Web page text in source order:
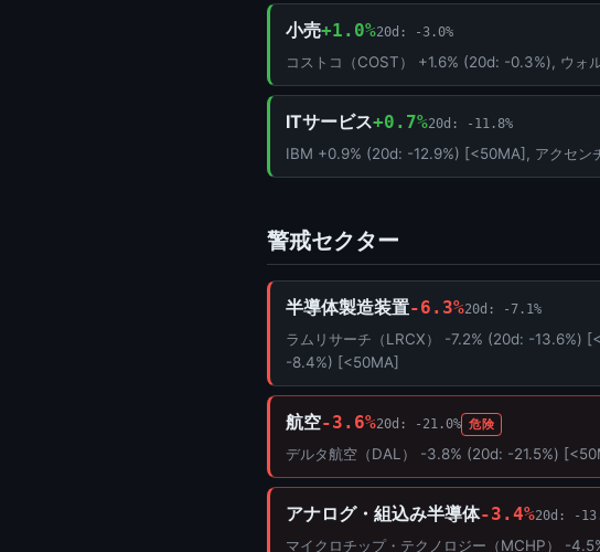
小売+1.0%20d: -3.0%
コストコ（COST） +1.6% (20d: -0.3%), ウ
ITサービス+0.7%20d: -11.8%
IBM +0.9% (20d: -12.9%) [<50MA], アクセ
警戒セクター
半導体製造装置-6.3%20d: -7.1%
ラムリサーチ（LRCX） -7.2% (20d: -13.6%)
-8.4%) [<50MA]
航空-3.6%20d: -21.0% 危険
デルタ航空（DAL） -3.8% (20d: -21.5%)
アナログ・組込み半導体-3.4%20d: -
マイクロチップ・テクノロジー（MCHP） -